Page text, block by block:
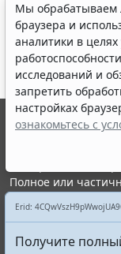
Выберите тему
для юристов ...
Мы обрабатываем
браузера и
аналитики в
исследований и
запретить
настройках
ознакомьтесь с
Erid:
Получите
© ООО "НПП
участниками
Все права на
Полное или
Портал ГАРАНТ.РУ
надзору в сфере